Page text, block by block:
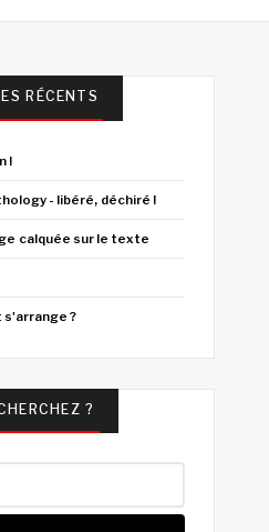
RÉCENTS
!
- libéré, déchiré !
calquée sur le texte
s'arrange ?
?